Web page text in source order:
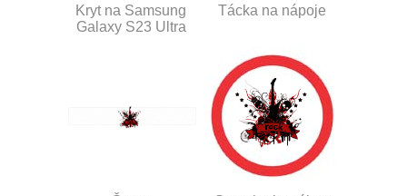
Kryt na Samsung
Galaxy S23 Ultra
Tácka na nápoje